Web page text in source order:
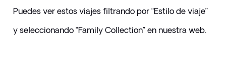
Puedes ver estos viajes filtrando por “Estilo de viaje”
y seleccionando “Family Collection” en nuestra web.